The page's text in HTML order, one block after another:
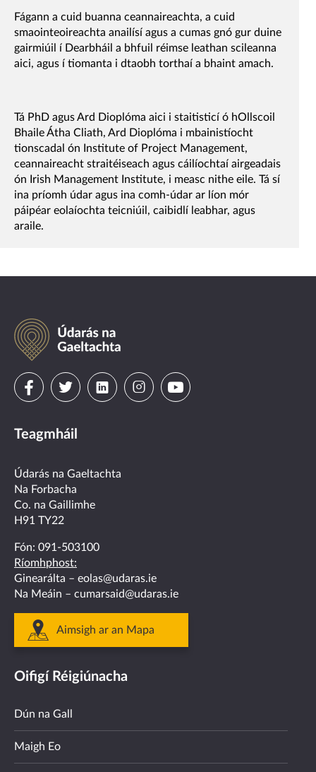
Fágann a cuid buanna ceannaireachta, a cuid
smaointeoireachta anailísí agus a cumas gnó gur duine
gairmiúil í Dearbháil a bhfuil réimse leathan scileanna
aici, agus í tiomanta i dtaobh torthaí a bhaint amach.
Tá PhD agus Ard Dioplóma ​​aici i staitisticí ó hOllscoil
Bhaile Átha Cliath, Ard Dioplóma i mbainistíocht
tionscadal ón Institute of Project Management,
ceannaireacht straitéiseach agus cáilíochtaí airgeadais
ón Irish Management Institute, i measc nithe eile. Tá sí
ina príomh údar agus ina comh-údar ar líon mór
páipéar eolaíochta teicniúil, caibidlí leabhar, agus
araile.
Údarás
na
Gaeltachta
Visit
on
facebook
Visit
on
twitter
Visit
linkedin
VisitVisit
Teagmháil
Údarás na Gaeltachta
Na Forbacha
Co. na Gaillimhe
H91 TY22
Fón: 091-503100
Ríomhphost:
Ginearálta – eolas@udaras.ie
Na Meáin – cumarsaid@udaras.ie
Aimsigh ar an Mapa
Oifigí Réigiúnacha
Dún na Gall
Maigh Eo